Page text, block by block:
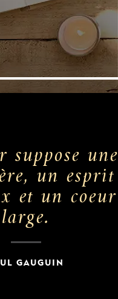
suppose une
un esprit
et un coeur
large.
GAUGUIN